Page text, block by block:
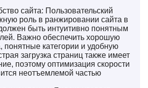
сайта: Пользовательский
роль в ранжировании сайта в
быть интуитивно понятным
Важно обеспечить хорошую
понятные категории и удобную
загрузка страниц также имеет
поэтому оптимизация скорости
неотъемлемой частью